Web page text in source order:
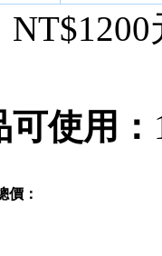
NT$1200
使用：
價：